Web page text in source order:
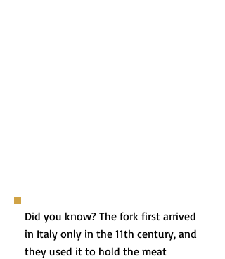
Did you know? The fork first arrived
in Italy only in the 11th century, and
they used it to hold the meat